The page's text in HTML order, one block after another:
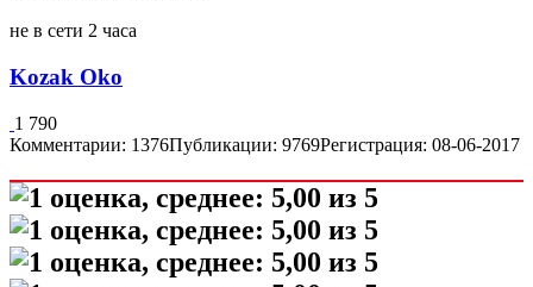
не в сети 2 часа
Kozak Oko
1 790
Комментарии: 1376Публикации: 9769Регистрация: 08-06-2017